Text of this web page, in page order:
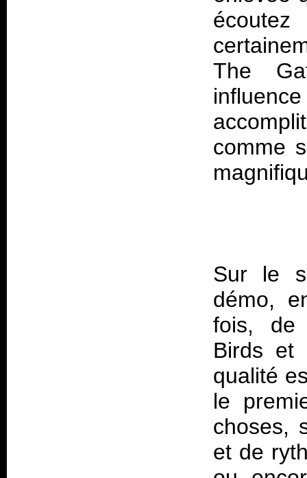
The
comme
Sur le
démo,
fois, de
Birds et
qualité
le
choses,
et de